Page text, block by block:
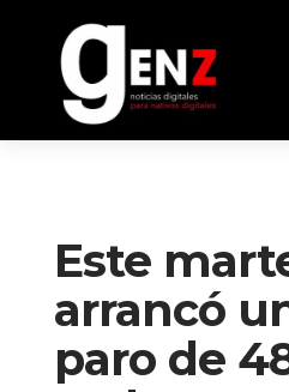
Este
arrancó
paro de